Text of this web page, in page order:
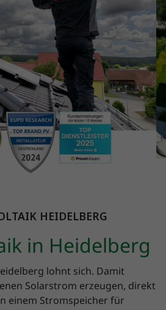
HEIDELBERG
in Heidelberg
lohnt sich. Damit
Solarstrom erzeugen, direkt
einem Stromspeicher für